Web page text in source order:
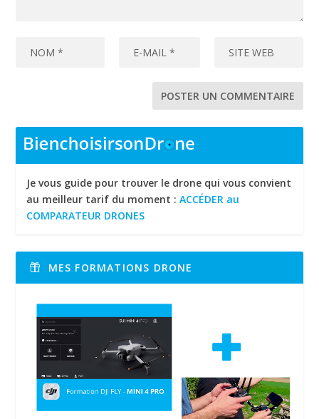
Je vous guide pour trouver le drone qui vous convient
au meilleur tarif du moment :ACCÉDER au
COMPARATEUR DRONES
MES FORMATIONS DRONE